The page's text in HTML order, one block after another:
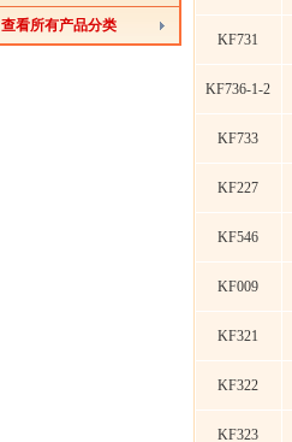
查看所有产品分类
KF731
KF736-1-2
KF733
KF227
KF546
KF009
KF321
KF322
KF323